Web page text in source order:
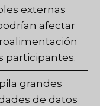
externas
afectar
participantes.
grandes
de datos